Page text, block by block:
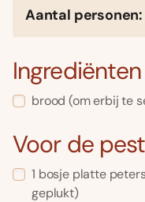
Aantal personen:
Ingrediënten
brood (om erbij te
Voor de
1 bosje platte
geplukt)